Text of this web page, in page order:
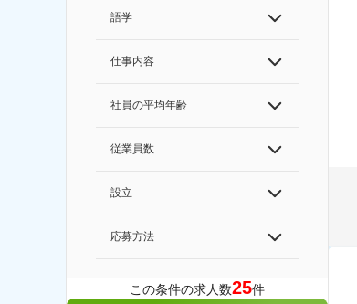
語学
仕事内容
社員の平均年齢
従業員数
設立
応募方法
この条件の求人数25件